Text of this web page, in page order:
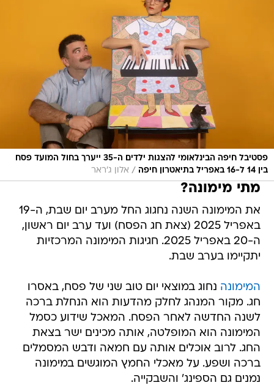
פסטיבל חיפה הבינלאומי להצגות ילדים ה-35 ייערך בחול המועד פסח
בין 14 ל-16 באפריל בתיאטרון חיפה
/ אלון ג'ראר
מתי מימונה?
את המימונה השנה נחגוג החל מערב יום שבת, ה-19
באפריל 2025 (צאת חג הפסח) ועד ערב יום ראשון,
ה-20 באפריל 2025. חגיגות המימונה המרכזיות
יתקיימו בערב שבת.
המימונה נחוג במוצאי יום טוב שני של פסח, באסרו
חג. מקור המנהג לחלק מהדעות הוא הנחלת ברכה
לשנה החדשה לאחר הפסח. המאכל שידוע כסמל
המימונה הוא המופלטה, אותה מכינים ישר בצאת
החג. לרוב אוכלים אותה עם חמאה ודבש המסמלים
ברכה ושפע. על מאכלי החמץ המוגשים במימונה
נמנים גם הספינג' והשבקייה.